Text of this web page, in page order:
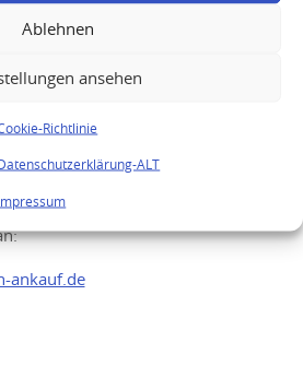
Ablehnen
ansehen
Richtlinie
ALT
Spirituosen
Sie uns gerne Ihre Anfrage
ankauf.de